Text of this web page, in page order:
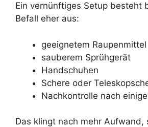
Ein vernünftiges Setup besteht
Befall eher aus:
geeignetem Raupenmittel
sauberem Sprühgerät
Handschuhen
Schere oder
Nachkontrolle nach
Das klingt nach mehr